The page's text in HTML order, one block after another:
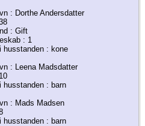
: Dorthe Andersdatter
: Gift
: 1
husstanden : kone
: Leena Madsdatter
husstanden : barn
: Mads Madsen
husstanden : barn